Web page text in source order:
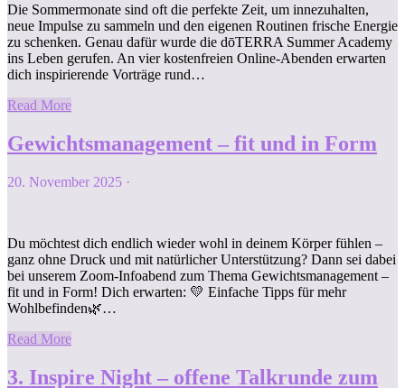
Die Sommermonate sind oft die perfekte Zeit, um innezuhalten,
neue Impulse zu sammeln und den eigenen Routinen frische Energie
zu schenken. Genau dafür wurde die dōTERRA Summer Academy
ins Leben gerufen. An vier kostenfreien Online-Abenden erwarten
dich inspirierende Vorträge rund…
Read More
Gewichtsmanagement – fit und in Form
20. November 2025 ·
Du möchtest dich endlich wieder wohl in deinem Körper fühlen –
ganz ohne Druck und mit natürlicher Unterstützung? Dann sei dabei
bei unserem Zoom-Infoabend zum Thema Gewichtsmanagement –
fit und in Form! Dich erwarten: 💛 Einfache Tipps für mehr
Wohlbefinden🌿…
Read More
3. Inspire Night – offene Talkrunde zum